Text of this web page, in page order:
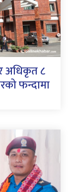
अधिकृत ८
फन्दामा